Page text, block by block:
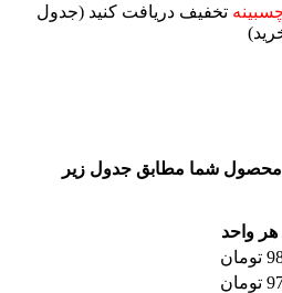
تخفیف دریافت کنید (جدول
محصول شما مطابق جدول زیر
واحد
تومان
تومان